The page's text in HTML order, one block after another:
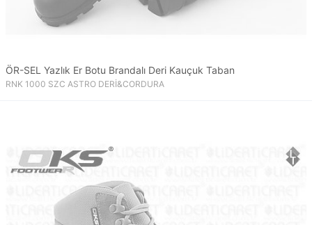
ÖR-SEL Yazlık Er Botu Brandalı Deri Kauçuk Taban
RNK 1000 SZC ASTRO DERİ&CORDURA